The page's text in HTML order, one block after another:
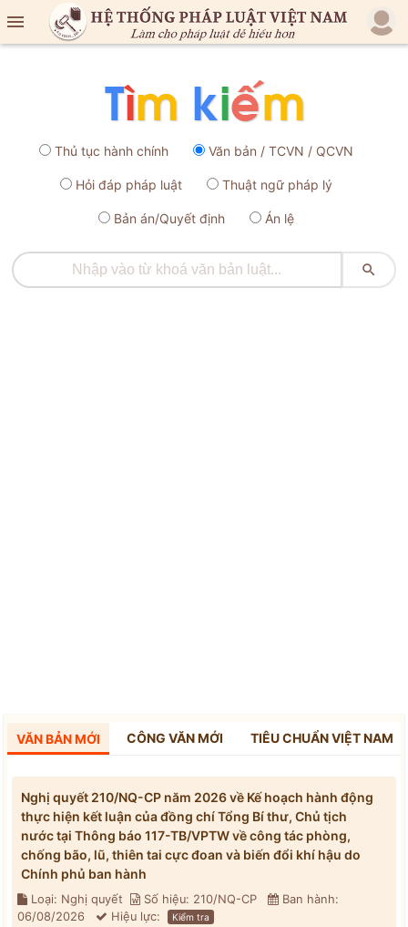

Thủ tục hành chính Văn bản / TCVN / QCVN
Hỏi đáp pháp luật Thuật ngữ pháp lý
Bản án/Quyết định Án lệ

VĂN BẢN MỚI CÔNG VĂN MỚI TIÊU CHUẨN VIỆT NAM
Nghị quyết 210/NQ-CP năm 2026 về Kế hoạch hành động
thực hiện kết luận của đồng chí Tổng Bí thư, Chủ tịch
nước tại Thông báo 117-TB/VPTW về công tác phòng,
chống bão, lũ, thiên tai cực đoan và biến đổi khí hậu do
Chính phủ ban hành
Loại: Nghị quyết Số hiệu: 210/NQ-CP
Ban hành:
06/08/2026
Hiệu lực: Kiểm tra